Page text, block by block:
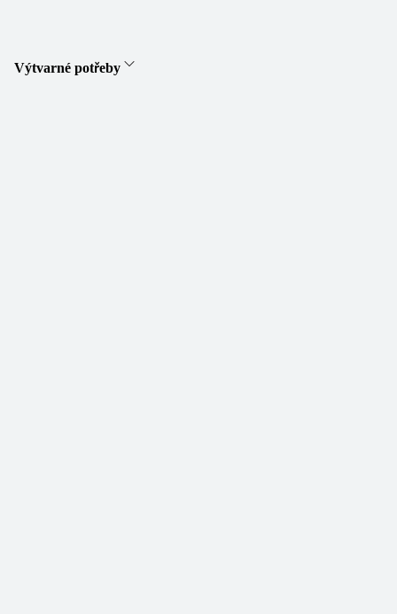
Výtvarné potřeby